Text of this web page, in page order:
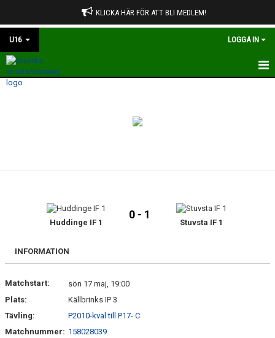
KLICKA HÄR FÖR ATT BLI MEDLEM!
U16 LOGGA IN
HEM
BILDGALLERI
DOKUMENT
Huddinge IF 1
0 - 1
Stuvsta IF 1
INFORMATION
Matchstart:
sön 17 maj, 19:00
Plats:
Källbrinks IP 3
Tävling:
P2010-kval till P17- C
Matchnummer: 158028039